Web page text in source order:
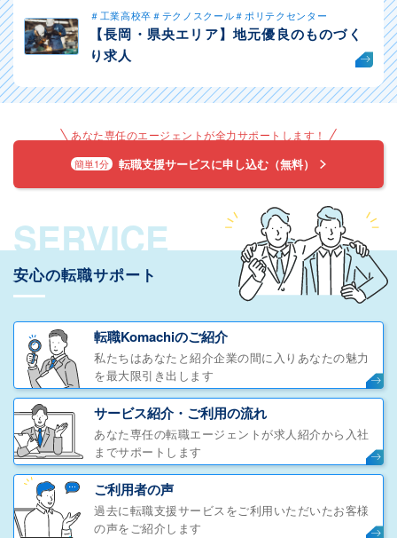
＃工業高校卒＃テクノスクール＃ポリテクセンター
【長岡・県央エリア】地元優良のものづく
り求人
あなた専任のエージェントが全力サポートします！
簡単1分 転職支援サービスに申し込む（無料）
SERVICE
安心の転職サポート
転職Komachiのご紹介
私たちはあなたと紹介企業の間に入りあなたの魅力
を最大限引き出します
サービス紹介・ご利用の流れ
あなた専任の転職エージェントが求人紹介から入社
までサポートします
ご利用者の声
過去に転職支援サービスをご利用いただいたお客様
の声をご紹介します